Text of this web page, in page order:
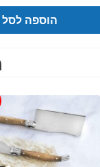
הוספה לסל